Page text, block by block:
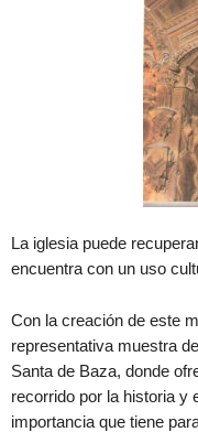
La iglesia puede
encuentra con un uso
Con la creación de este
representativa muestra
Santa de Baza, donde
recorrido por la historia y
importancia que tiene